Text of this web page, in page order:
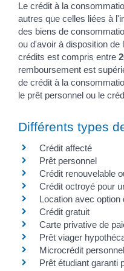
Le crédit à la
autres que celles liées à
des biens de
ou d'avoir à disposition de
crédits est compris entre
remboursement est
de crédit à la
le prêt personnel ou le
Différents types
Crédit affecté
Prêt personnel
Crédit renouvelable
Crédit octroyé pour
Location avec option
Crédit gratuit
Carte privative de
Prêt viager
Microcrédit personnel
Prêt étudiant garanti